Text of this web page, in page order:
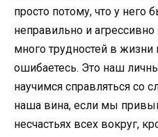
просто потому, что у него
неправильно и
много трудностей в
ошибаетесь. Это наш
научимся справляться со
наша вина, если мы
несчастьях всех вокруг,